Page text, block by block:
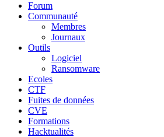
Forum
Communauté
Membres
Journaux
Outils
Logiciel
Ransomware
Ecoles
CTF
Fuites de données
CVE
Formations
Hacktualités